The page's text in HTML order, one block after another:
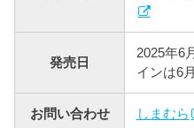
発売日
2025年6
インは6
お問い合わせ しまむら